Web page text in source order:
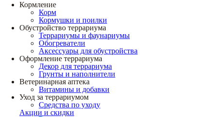
Кормление
Корм
Кормушки и поилки
Обустройство террариума
Террариумы и фаунариумы
Обогреватели
Аксессуары для обустройства
Оформление террариума
Декор для террариума
Грунты и наполнители
Ветеринарная аптека
Витамины и добавки
Уход за террариумом
Средства по уходу
Акции и скидки